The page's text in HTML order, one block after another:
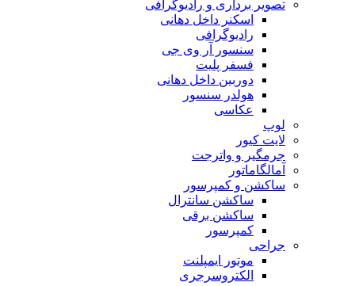
تصویر برداری و رادیوگرافی
اسکنر داخل دهانی
رادیوگرافی
سنسور آر وی جی
فسفر پلیت
دوربین داخل دهانی
هولدر سنسور
عکاسی
لوپ
لایت کیور
جرمگیر و واترجت
آمالگاماتور
ساکشن و کمپرسور
ساکشن سانترال
ساکشن برقی
کمپرسور
جراحی
موتور ایمپلنت
الکتروسرجری